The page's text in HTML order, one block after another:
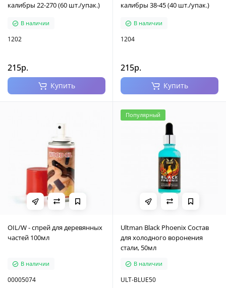
калибры 22-270 (60 шт./упак.)
В наличии
1202
215р.
Купить
калибры 38-45 (40 шт./упак.)
В наличии
1204
215р.
Купить
OIL/W - спрей для деревянных
частей 100мл
В наличии
00005074
Популярный
Ultman Black Phoenix Состав
для холодного воронения
стали, 50мл
В наличии
ULT-BLUE50